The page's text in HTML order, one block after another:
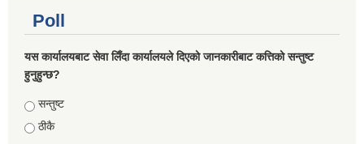
Poll
यस कार्यालयबाट सेवा लिँदा कार्यालयले दिएको जानकारीबाट कत्तिको सन्तुष्ट
हुनुहुन्छ?
Choices
सन्तुष्ट
ठीकै